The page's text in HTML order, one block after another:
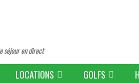
séjour en direct
LOCATIONS GOLFS